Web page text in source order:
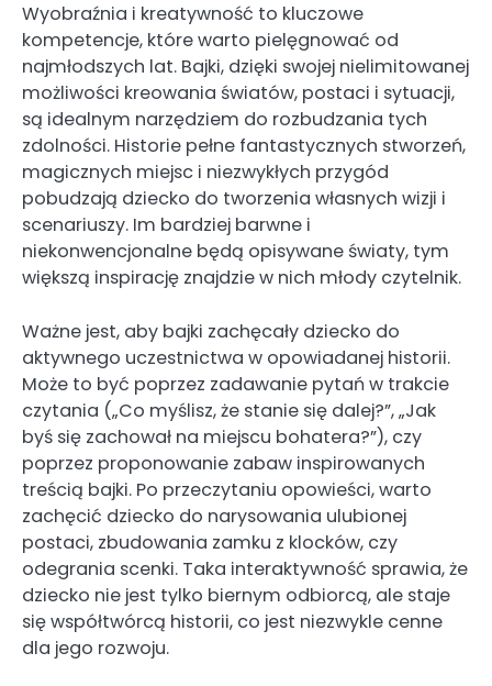
Wyobraźnia i kreatywność to kluczowe
kompetencje, które warto pielęgnować od
najmłodszych lat. Bajki, dzięki swojej nielimitowanej
możliwości kreowania światów, postaci i sytuacji,
są idealnym narzędziem do rozbudzania tych
zdolności. Historie pełne fantastycznych stworzeń,
magicznych miejsc i niezwykłych przygód
pobudzają dziecko do tworzenia własnych wizji i
scenariuszy. Im bardziej barwne i
niekonwencjonalne będą opisywane światy, tym
większą inspirację znajdzie w nich młody czytelnik.
Ważne jest, aby bajki zachęcały dziecko do
aktywnego uczestnictwa w opowiadanej historii.
Może to być poprzez zadawanie pytań w trakcie
czytania („Co myślisz, że stanie się dalej?”, „Jak
byś się zachował na miejscu bohatera?”), czy
poprzez proponowanie zabaw inspirowanych
treścią bajki. Po przeczytaniu opowieści, warto
zachęcić dziecko do narysowania ulubionej
postaci, zbudowania zamku z klocków, czy
odegrania scenki. Taka interaktywność sprawia, że
dziecko nie jest tylko biernym odbiorcą, ale staje
się współtwórcą historii, co jest niezwykle cenne
dla jego rozwoju.